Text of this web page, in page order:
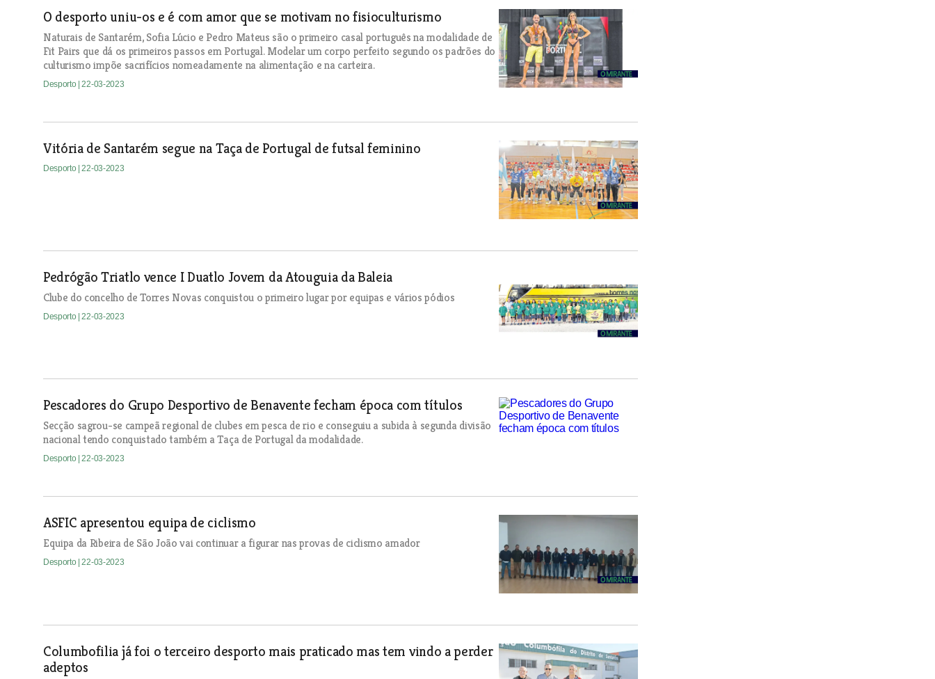
O desporto uniu-os e é com amor que se motivam no fisioculturismo
Naturais de Santarém, Sofia Lúcio e Pedro Mateus são o primeiro casal português na modalidade de
Fit Pairs que dá os primeiros passos em Portugal. Modelar um corpo perfeito segundo os padrões do
culturismo impõe sacrifícios nomeadamente na alimentação e na carteira.
Desporto | 22-03-2023
Vitória de Santarém segue na Taça de Portugal de futsal feminino
Desporto | 22-03-2023
Pedrógão Triatlo vence I Duatlo Jovem da Atouguia da Baleia
Clube do concelho de Torres Novas conquistou o primeiro lugar por equipas e vários pódios
Desporto | 22-03-2023
Pescadores do Grupo Desportivo de Benavente fecham época com títulos
Secção sagrou-se campeã regional de clubes em pesca de rio e conseguiu a subida à segunda divisão
nacional tendo conquistado também a Taça de Portugal da modalidade.
Desporto | 22-03-2023
ASFIC apresentou equipa de ciclismo
Equipa da Ribeira de São João vai continuar a figurar nas provas de ciclismo amador
Desporto | 22-03-2023
Columbofilia já foi o terceiro desporto mais praticado mas tem vindo a perder
adeptos